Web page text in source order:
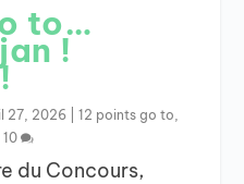
to…
!
27, 2026 |12 points go to
|10
du Concours,